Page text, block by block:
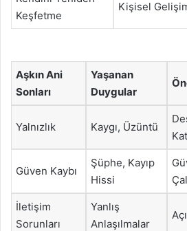
Keşfetme
Kişisel
Aşkın Ani
Sonları
Yaşanan
Duygular
Yalnızlık Kaygı, Üzüntü
Güven Kaybı
Şüphe, Kayıp
Hissi
İletişim
Sorunları
Yanlış
Anlaşılmalar